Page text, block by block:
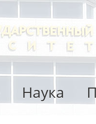
Наука